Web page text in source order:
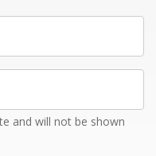
and will not be shown